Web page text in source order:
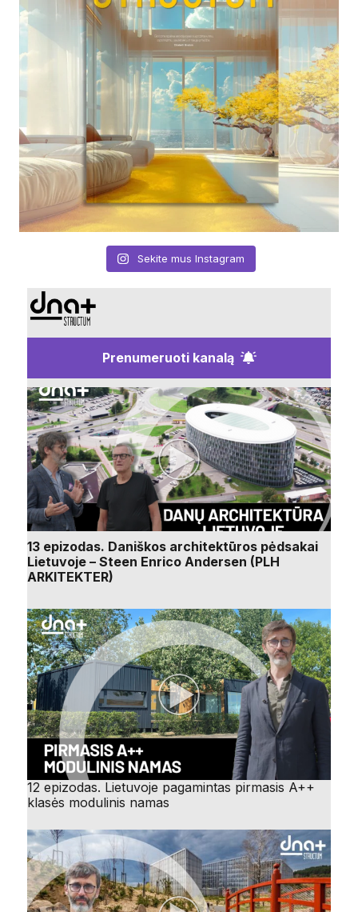
Sekite mus Instagram
Prenumeruoti kanalą
13 epizodas. Daniškos architektūros pėdsakai
Lietuvoje – Steen Enrico Andersen (PLH
ARKITEKTER)
12 epizodas. Lietuvoje pagamintas pirmasis A++
klasės modulinis namas